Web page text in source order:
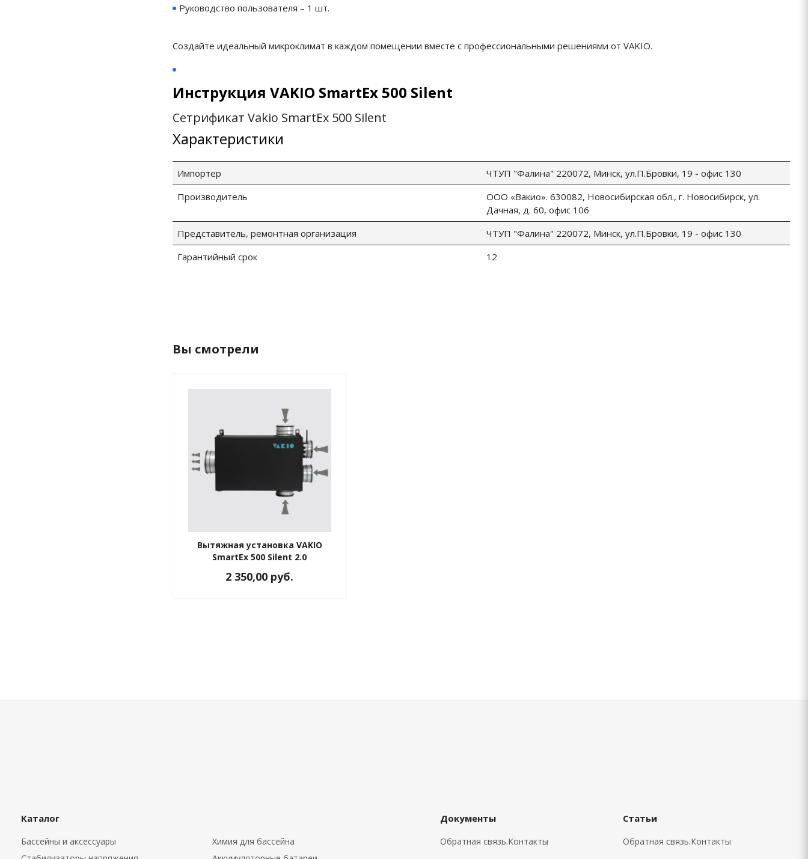
Руководство пользователя – 1 шт.
Создайте идеальный микроклимат в каждом помещении вместе с профессиональными решениями от VAKIO.
Инструкция VAKIO SmartEx 500 Silent
Сетрификат Vakio SmartEx 500 Silent
Характеристики
Импортер
ЧТУП "Фалина" 220072, Минск, ул.П.Бровки, 19 - офис 130
Производитель
ООО «Вакио». 630082, Новосибирская обл., г. Новосибирск, ул.
Дачная, д. 60, офис 106
Представитель, ремонтная организация
ЧТУП "Фалина" 220072, Минск, ул.П.Бровки, 19 - офис 130
Гарантийный срок
12
Вы смотрели
Вытяжная установка VAKIO
SmartEx 500 Silent 2.0
2 350,00 руб.
Каталог
Бассейны и аксессуары
Химия для бассейна
Документы
Обратная связь.Контакты
Статьи
Обратная связь.Контакты